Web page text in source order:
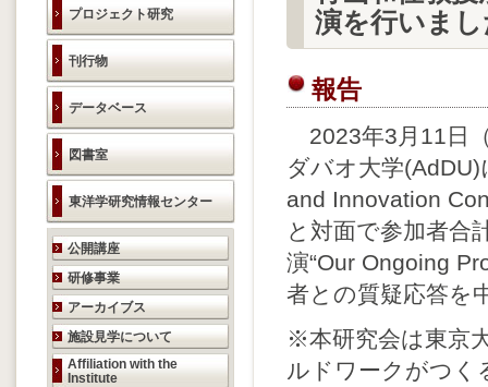
プロジェクト研究
刊行物
データベース
図書室
東洋学研究情報センター
研究活動のご案内
公開講座
研修事業
アーカイブス
施設見学について
Affiliation with the
Institute
演を行いま
報告
2023年3月11日
ダバオ大学
and Innovation
と対面で参加者合
演“Our Ongoing
者との質疑応答を
※本研究会は東京
ルドワークがつく